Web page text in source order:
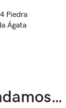
Piedra
Ágata